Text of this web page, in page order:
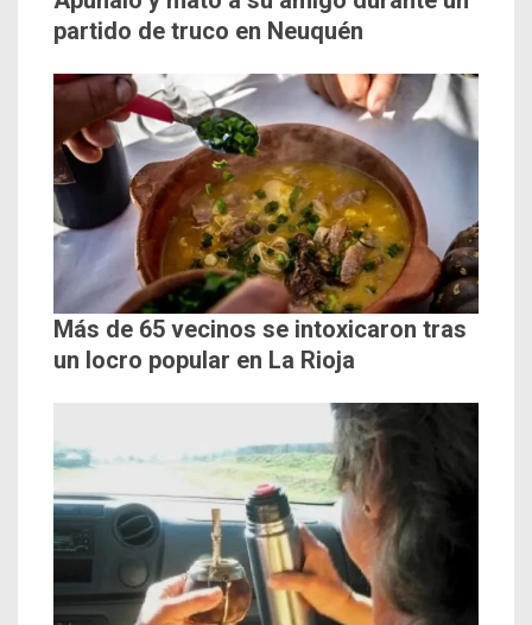
partido de truco en Neuquén
Más de 65 vecinos se intoxicaron tras
un locro popular en La Rioja